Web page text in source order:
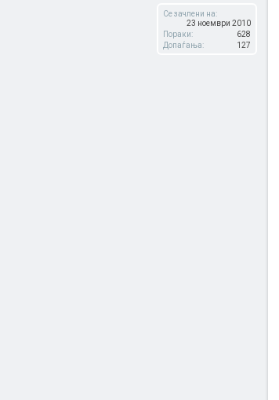
Се зачлени на:
23 ноември 2010
Пораки:
628
Допаѓања:
127